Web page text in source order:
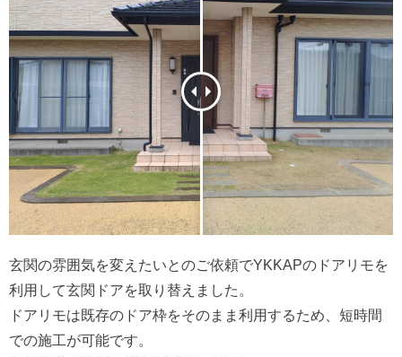
玄関の雰囲気を変えたいとのご依頼でYKKAPのドアリモを
利用して玄関ドアを取り替えました。
ドアリモは既存のドア枠をそのまま利用するため、短時間
での施工が可能です。